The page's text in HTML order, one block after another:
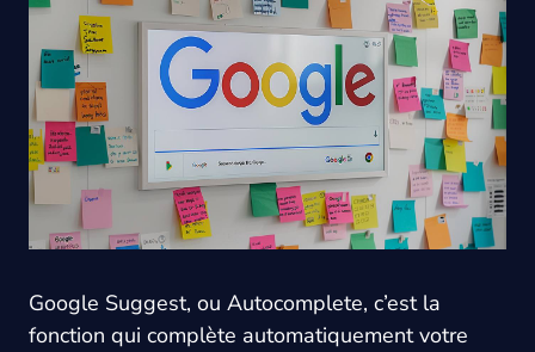
Google Suggest, ou Autocomplete, c’est la
fonction qui complète automatiquement votre